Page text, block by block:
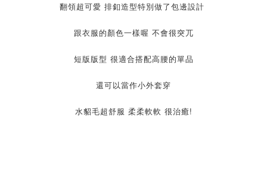
翻領超可愛 排釦造型特別做了包邊設計
跟衣服的顏色一樣喔 不會很突兀
短版版型 很適合搭配高腰的單品
還可以當作小外套穿
水貂毛超舒服 柔柔軟軟 很治癒!